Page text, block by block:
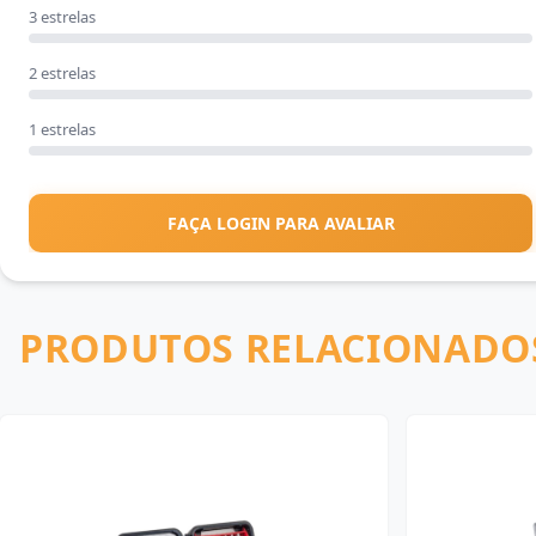
3 estrelas
2 estrelas
1 estrelas
FAÇA LOGIN PARA AVALIAR
PRODUTOS